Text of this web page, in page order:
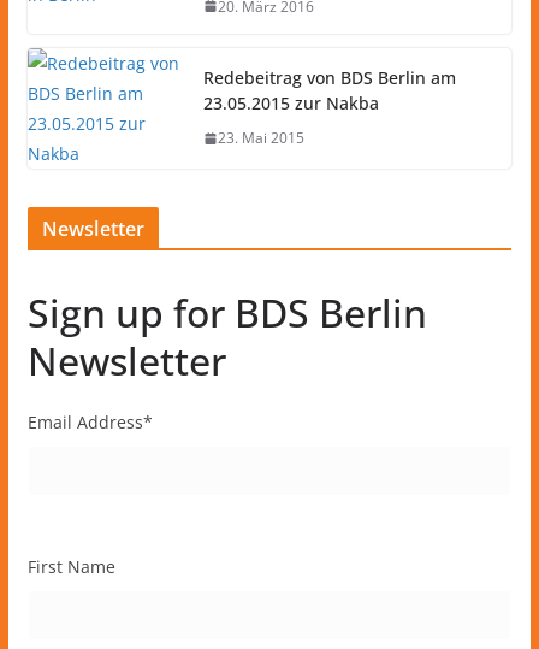
20. März 2016
Redebeitrag von BDS Berlin am
23.05.2015 zur Nakba
23. Mai 2015
Newsletter
Sign up for BDS Berlin
Newsletter
Email Address*
First Name